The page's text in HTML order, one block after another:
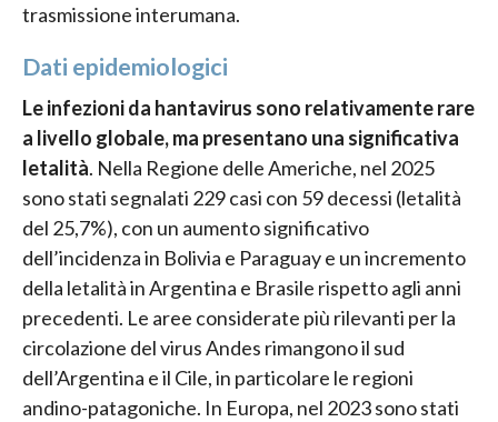
trasmissione interumana.
Dati epidemiologici
Le infezioni da hantavirus sono relativamente rare
a livello globale, ma presentano una significativa
letalità. Nella Regione delle Americhe, nel 2025
sono stati segnalati 229 casi con 59 decessi (letalità
del 25,7%), con un aumento significativo
dell’incidenza in Bolivia e Paraguay e un incremento
della letalità in Argentina e Brasile rispetto agli anni
precedenti. Le aree considerate più rilevanti per la
circolazione del virus Andes rimangono il sud
dell’Argentina e il Cile, in particolare le regioni
andino-patagoniche. In Europa, nel 2023 sono stati